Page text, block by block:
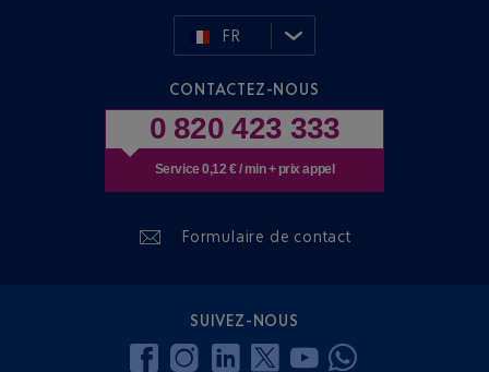
FR
CONTACTEZ-NOUS
0 820 423 333
Service 0,12 € / min + prix appel
Formulaire de contact
SUIVEZ-NOUS